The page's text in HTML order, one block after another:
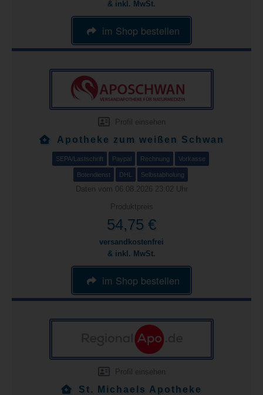
& inkl. MwSt.
im Shop bestellen
Profil einsehen
Apotheke zum weißen Schwan
SEPA/Lastschrift Paypal Rechnung Vorkasse
Botendienst DHL Selbstabholung
Daten vom 06.08.2026 23:02 Uhr
Produktpreis
54,75 €
versandkostenfrei
& inkl. MwSt.
im Shop bestellen
Profil einsehen
St. Michaels Apotheke